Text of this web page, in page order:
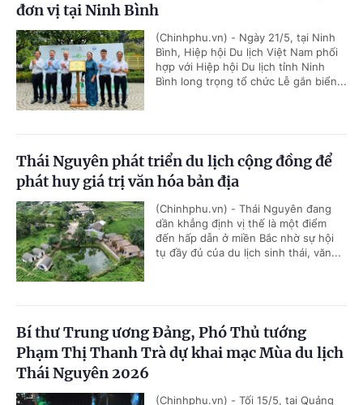
đơn vị tại Ninh Bình
(Chinhphu.vn) - Ngày 21/5, tại Ninh
Bình, Hiệp hội Du lịch Việt Nam phối
hợp với Hiệp hội Du lịch tỉnh Ninh
Bình long trọng tổ chức Lễ gắn biển...
Thái Nguyên phát triển du lịch cộng đồng để
phát huy giá trị văn hóa bản địa
(Chinhphu.vn) - Thái Nguyên đang
dần khẳng định vị thế là một điểm
đến hấp dẫn ở miền Bắc nhờ sự hội
tụ đầy đủ của du lịch sinh thái, văn...
Bí thư Trung ương Đảng, Phó Thủ tướng
Phạm Thị Thanh Trà dự khai mạc Mùa du lịch
Thái Nguyên 2026
(Chinhphu.vn) - Tối 15/5, tại Quảng